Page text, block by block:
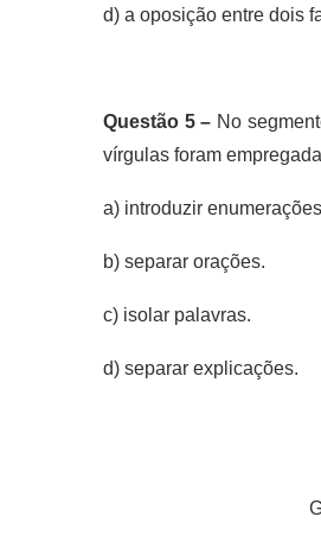
d) a oposição entre dois
Questão 5 – No
vírgulas foram
a) introduzir
b) separar orações.
c) isolar palavras.
d) separar explicações.